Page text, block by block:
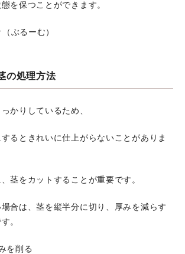
を保つことができます。
の処理方法
かりしているため、
るときれいに仕上がらないことがありま
茎をカットすることが重要です。
合は、茎を縦半分に切り、厚みを減らす
。
を削る